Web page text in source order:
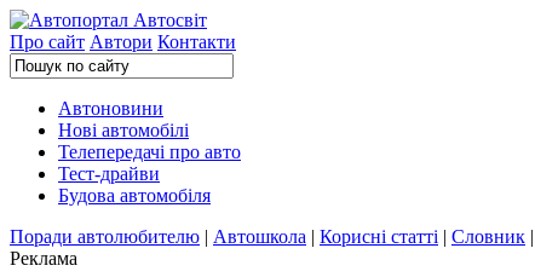
Про сайт Автори Контакти
Автоновини
Нові автомобілі
Телепередачі про авто
Тест-драйви
Будова автомобіля
Поради автолюбителю | Автошкола | Корисні статті | Словник |
Реклама